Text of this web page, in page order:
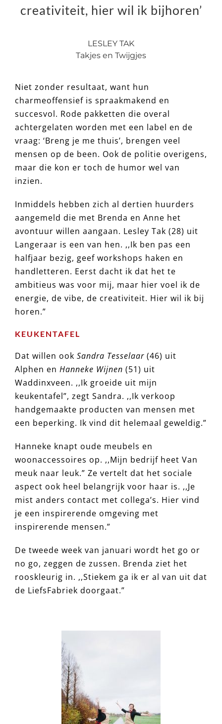
creativiteit, hier wil ik bijhoren’
LESLEY TAK
Takjes en Twijgjes
Niet zonder resultaat, want hun
charmeoffensief is spraakmakend en
succesvol. Rode pakketten die overal
achtergelaten worden met een label en de
vraag: ‘Breng je me thuis’, brengen veel
mensen op de been. Ook de politie overigens,
maar die kon er toch de humor wel van
inzien.
Inmiddels hebben zich al dertien huurders
aangemeld die met Brenda en Anne het
avontuur willen aangaan. Lesley Tak (28) uit
Langeraar is een van hen. ,,Ik ben pas een
halfjaar bezig, geef workshops haken en
handletteren. Eerst dacht ik dat het te
ambitieus was voor mij, maar hier voel ik de
energie, de vibe, de creativiteit. Hier wil ik bij
horen.”
KEUKENTAFEL
Dat willen ook Sandra Tesselaar (46) uit
Alphen en Hanneke Wijnen (51) uit
Waddinxveen. ,,Ik groeide uit mijn
keukentafel”, zegt Sandra. ,,Ik verkoop
handgemaakte producten van mensen met
een beperking. Ik vind dit helemaal geweldig.”
Hanneke knapt oude meubels en
woonaccessoires op. ,,Mijn bedrijf heet Van
meuk naar leuk.” Ze vertelt dat het sociale
aspect ook heel belangrijk voor haar is. ,,Je
mist anders contact met collega’s. Hier vind
je een inspirerende omgeving met
inspirerende mensen.”
De tweede week van januari wordt het go or
no go, zeggen de zussen. Brenda ziet het
rooskleurig in. ,,Stiekem ga ik er al van uit dat
de LiefsFabriek doorgaat.”